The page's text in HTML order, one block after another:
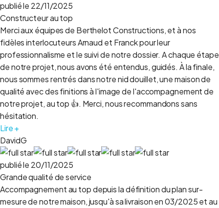
publié le 22/11/2025
Constructeur au top
Merci aux équipes de Berthelot Constructions, et à nos
fidèles interlocuteurs Arnaud et Franck pour leur
professionnalisme et le suivi de notre dossier. A chaque étape
de notre projet, nous avons été entendus, guidés. À la finale,
nous sommes rentrés dans notre nid douillet, une maison de
qualité avec des finitions à l'image de l'accompagnement de
notre projet, au top 👍. Merci, nous recommandons sans
hésitation.
Lire +
DavidG
publié le 20/11/2025
Grande qualité de service
Accompagnement au top depuis la définition du plan sur-
mesure de notre maison, jusqu'à sa livraison en 03/2025 et au